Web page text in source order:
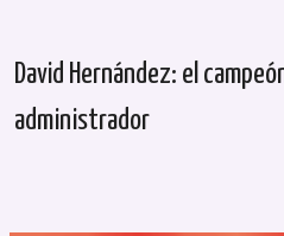
David Hernández: el
administrador